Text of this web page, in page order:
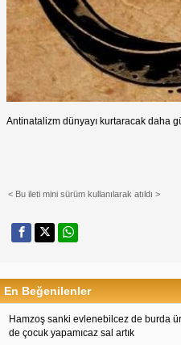
Antinatalizm dünyayı kurtaracak daha
< Bu ileti mini sürüm kullanılarak atıldı >
En Beğenilenler
Hamzoş sanki evlenebilcez de burda
de çocuk yapamıcaz sal artık